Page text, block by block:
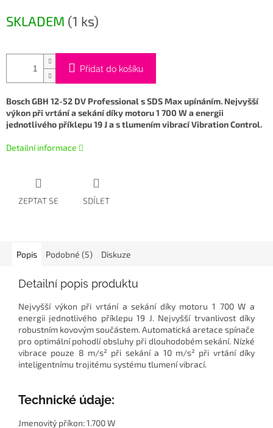
cena:
SKLADEM (1 ks)
Přidat do košíku
Bosch GBH 12-52 DV Professional s SDS Max upínáním. Nejvyšší
výkon při vrtání a sekání díky motoru 1 700 W a energii
jednotlivého příklepu 19 J a s tlumením vibrací Vibration Control.
Detailní informace
ZEPTAT SE SDÍLET
Popis Podobné (5) Diskuze
Detailní popis produktu
Nejvyšší výkon při vrtání a sekání díky motoru 1 700 W a
energii jednotlivého příklepu 19 J. Nejvyšší trvanlivost díky
robustním kovovým součástem. Automatická aretace spínače
pro optimální pohodlí obsluhy při dlouhodobém sekání. Nízké
vibrace pouze 8 m/s² při sekání a 10 m/s² při vrtání díky
inteligentnímu trojitému systému tlumení vibrací.
Technické údaje:
Jmenovitý příkon: 1.700 W